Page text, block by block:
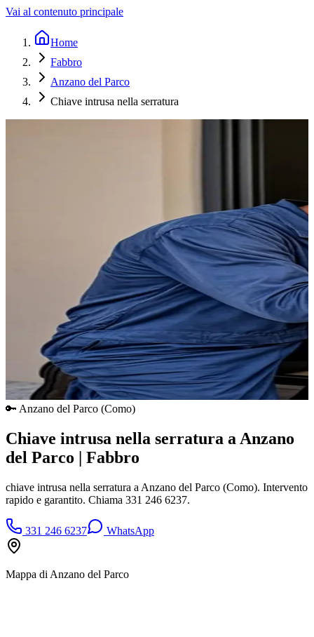
Vai al contenuto principale
Home
Fabbro
Anzano del Parco
Chiave intrusa nella serratura
🔑 Anzano del Parco (Como)
Chiave intrusa nella serratura a Anzano
del Parco | Fabbro
chiave intrusa nella serratura a Anzano del Parco (Como). Intervento
rapido e garantito. Chiama 331 246 6237.
331 246 6237 WhatsApp
Mappa di Anzano del Parco